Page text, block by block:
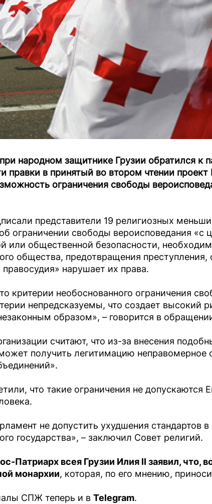
народном защитнике Грузии обратился к
правки в принятый во втором чтении
ограничения свободы
представители 19 религиозных
ограничении свободы вероисповедания «с
или общественной безопасности,
общества, предотвращения преступления,
нарушает их права.
критерии необоснованного ограничения
непредсказуемы, что создает высокий
образом», – говорится в
считают, что из-за внесения
получить легитимацию неправомерное
что такие ограничения не допускаются
не допустить ухудшения стандартов
государства», – заключил Совет религий.
Патриарх всея Грузии Илия II заявил, что,
монархии, которая, по его мнению,
СПЖ теперь и в Telegram.